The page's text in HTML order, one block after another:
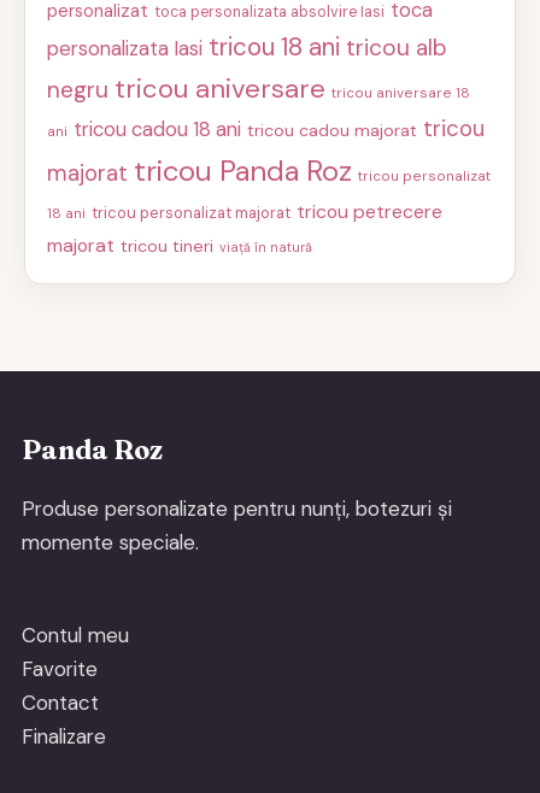
personalizat toca personalizata absolvire Iasi toca
personalizata Iasi tricou 18 ani tricou alb
negru tricou aniversare tricou aniversare 18
ani tricou cadou 18 ani tricou cadou majorat tricou
majorat tricou Panda Roz tricou personalizat
18 ani tricou personalizat majorat tricou petrecere
majorat tricou tineri viață în natură
Panda Roz
Produse personalizate pentru nunți, botezuri și
momente speciale.
Contul meu
Favorite
Contact
Finalizare